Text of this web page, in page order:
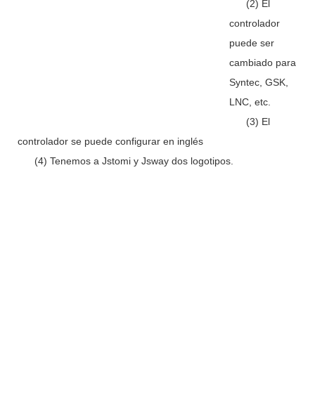
(2) El
controlador
puede ser
cambiado para
Syntec, GSK,
LNC, etc.
(3) El
controlador se puede configurar en inglés
(4) Tenemos a Jstomi y Jsway dos logotipos.